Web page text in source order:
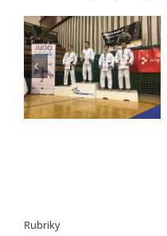
1. liga – postup do
finálové skupiny ->
SPLNĚNO!
Rubriky